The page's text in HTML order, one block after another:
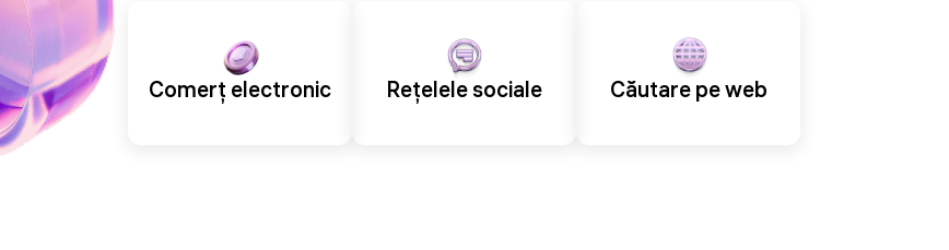
Comerț electronic Rețelele sociale Căutare pe web